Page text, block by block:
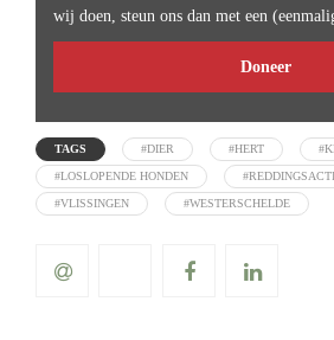
wij doen, steun ons dan met een
Doneer
TAGS #DIER #HERT
#LOSLOPENDE HONDEN
#VLISSINGEN #WESTERSCHELDE